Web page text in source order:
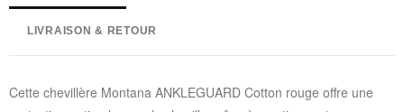
LIVRAISON & RETOUR
Cette chevillère Montana ANKLEGUARD Cotton rouge offre une